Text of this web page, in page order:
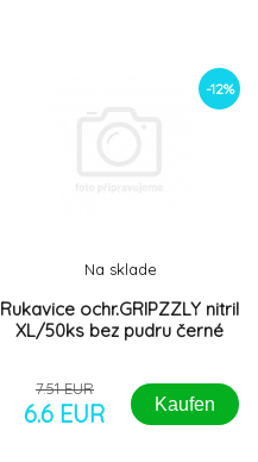
-12%
Rukavice ochr.GRIPZZLY nitril
XL/50ks bez pudru černé
Na sklade
7.51 EUR
6.6 EUR Kaufen